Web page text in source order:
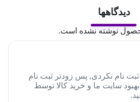
دیدگاهها
نوشته نشده است.
نام نکردی, پس زودتر ثبت نام
بهبود سایت ما و خرید کالا توسط